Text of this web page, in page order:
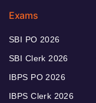
Exams
SBI PO 2026
SBI Clerk 2026
IBPS PO 2026
IBPS Clerk 2026